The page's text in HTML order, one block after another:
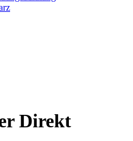
Direkt